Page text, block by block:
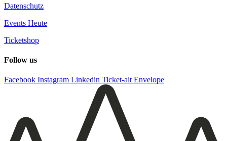
Datenschutz
Events Heute
Ticketshop
Follow us
Facebook Instagram Linkedin Ticket-alt Envelope